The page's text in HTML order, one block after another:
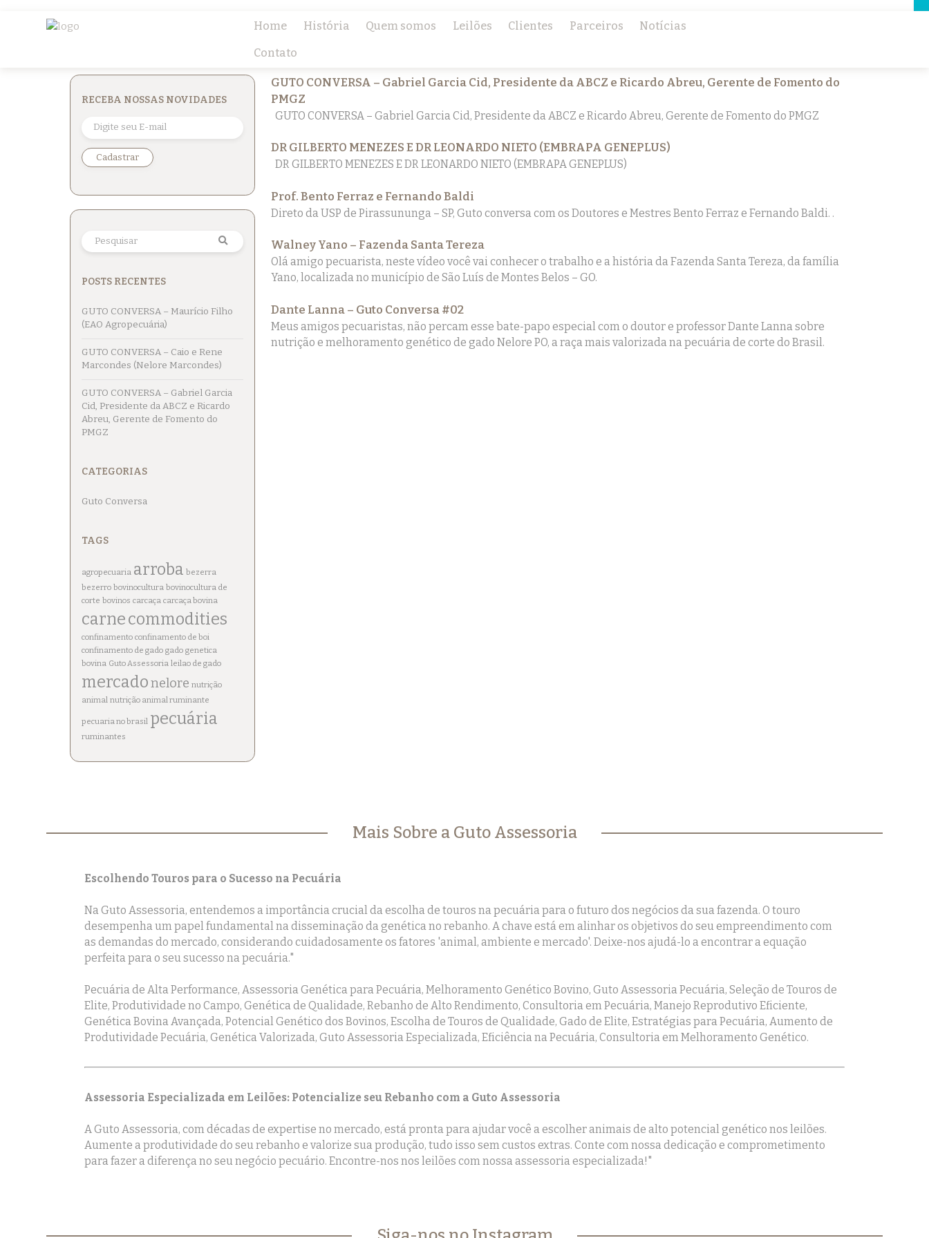
Home História Quem somos Leilões Clientes Parceiros Notícias
Contato
Posts por tag:boi gordo
RECEBA NOSSAS NOVIDADES
POSTS RECENTES
GUTO CONVERSA – Maurício Filho
(EAO Agropecuária)
GUTO CONVERSA – Caio e Rene
Marcondes (Nelore Marcondes)
GUTO CONVERSA – Gabriel Garcia
Cid, Presidente da ABCZ e Ricardo
Abreu, Gerente de Fomento do
PMGZ
CATEGORIAS
Guto Conversa
TAGS
agropecuaria arroba bezerra
bezerro bovinocultura bovinocultura de
corte bovinos carcaça carcaça bovina
carnecommodities
confinamento confinamento de boi
confinamento de gado gado genetica
bovina Guto Assessoria leilao de gado
mercado nelore nutrição
animal nutrição animal ruminante
pecuaria no brasil pecuária
ruminantes
GUTO CONVERSA – Gabriel Garcia Cid, Presidente da ABCZ e Ricardo Abreu, Gerente de Fomento do
PMGZ
GUTO CONVERSA – Gabriel Garcia Cid, Presidente da ABCZ e Ricardo Abreu, Gerente de Fomento do PMGZ
DR GILBERTO MENEZES E DR LEONARDO NIETO (EMBRAPA GENEPLUS)
DR GILBERTO MENEZES E DR LEONARDO NIETO (EMBRAPA GENEPLUS)
Prof. Bento Ferraz e Fernando Baldi
Direto da USP de Pirassununga – SP, Guto conversa com os Doutores e Mestres Bento Ferraz e Fernando Baldi. .
Walney Yano – Fazenda Santa Tereza
Olá amigo pecuarista, neste vídeo você vai conhecer o trabalho e a história da Fazenda Santa Tereza, da família
Yano, localizada no município de São Luís de Montes Belos – GO.
Dante Lanna – Guto Conversa #02
Meus amigos pecuaristas, não percam esse bate-papo especial com o doutor e professor Dante Lanna sobre
nutrição e melhoramento genético de gado Nelore PO, a raça mais valorizada na pecuária de corte do Brasil.
Mais Sobre a Guto Assessoria
Escolhendo Touros para o Sucesso na Pecuária
Na Guto Assessoria, entendemos a importância crucial da escolha de touros na pecuária para o futuro dos negócios da sua fazenda. O touro
desempenha um papel fundamental na disseminação da genética no rebanho. A chave está em alinhar os objetivos do seu empreendimento com
as demandas do mercado, considerando cuidadosamente os fatores 'animal, ambiente e mercado'. Deixe-nos ajudá-lo a encontrar a equação
perfeita para o seu sucesso na pecuária."
Pecuária de Alta Performance, Assessoria Genética para Pecuária, Melhoramento Genético Bovino, Guto Assessoria Pecuária, Seleção de Touros de
Elite, Produtividade no Campo, Genética de Qualidade, Rebanho de Alto Rendimento, Consultoria em Pecuária, Manejo Reprodutivo Eficiente,
Genética Bovina Avançada, Potencial Genético dos Bovinos, Escolha de Touros de Qualidade, Gado de Elite, Estratégias para Pecuária, Aumento de
Produtividade Pecuária, Genética Valorizada, Guto Assessoria Especializada, Eficiência na Pecuária, Consultoria em Melhoramento Genético.
Assessoria Especializada em Leilões: Potencialize seu Rebanho com a Guto Assessoria
A Guto Assessoria, com décadas de expertise no mercado, está pronta para ajudar você a escolher animais de alto potencial genético nos leilões.
Aumente a produtividade do seu rebanho e valorize sua produção, tudo isso sem custos extras. Conte com nossa dedicação e comprometimento
para fazer a diferença no seu negócio pecuário. Encontre-nos nos leilões com nossa assessoria especializada!"